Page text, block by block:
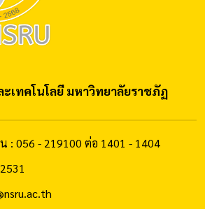
เทคโนโลยี มหาวิทยาลัยราชภัฏ
: 056 - 219100 ต่อ 1401 - 1404